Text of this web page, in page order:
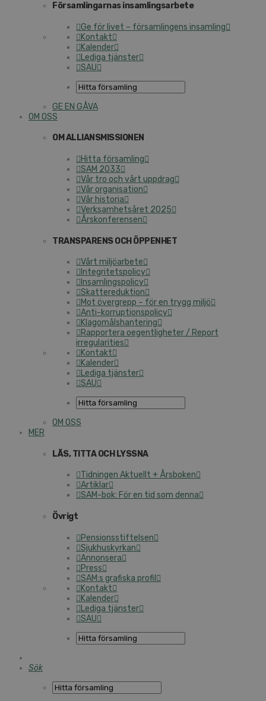
Församlingarnas insamlingsarbete
Ge för livet – församlingens insamling
Kontakt
Kalender
Lediga tjänster
SAU
GE EN GÅVA
OM OSS
OM ALLIANSMISSIONEN
Hitta församling
SAM 2033
Vår tro och vårt uppdrag
Vår organisation
Vår historia
Verksamhetsåret 2025
Årskonferensen
TRANSPARENS OCH ÖPPENHET
Vårt miljöarbete
Integritetspolicy
Insamlingspolicy
Skattereduktion
Mot övergrepp – för en trygg miljö
Anti-korruptionspolicy
Klagomålshantering
Rapportera oegentligheter / Report
irregularities
Kontakt
Kalender
Lediga tjänster
SAU
OM OSS
MER
LÄS, TITTA OCH LYSSNA
Tidningen Aktuellt + Årsboken
Artiklar
SAM-bok: För en tid som denna
Övrigt
Pensionsstiftelsen
Sjukhuskyrkan
Annonsera
Press
SAM:s grafiska profil
Kontakt
Kalender
Lediga tjänster
SAU
Sök